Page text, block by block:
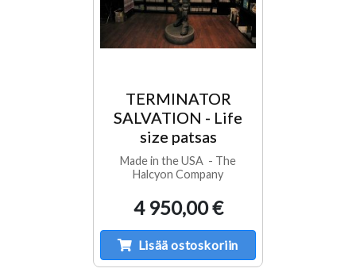
TERMINATOR
SALVATION - Life
size patsas
Made in the USA - The
Halcyon Company
4 950,00 €
Lisää ostoskoriin